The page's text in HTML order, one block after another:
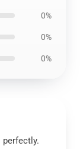
0%
0%
0%